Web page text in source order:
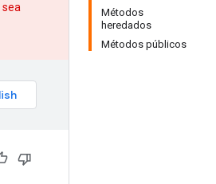
Métodos
heredados
Métodos públicos
sea